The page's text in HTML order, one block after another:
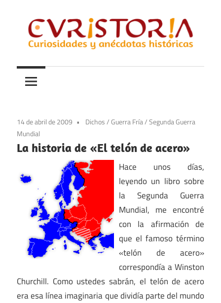
contenido
Curistoria
y
anécdotas
historia
14 de abril de 2009 Dichos/Guerra Fría/Segunda Guerra
Mundial
La historia de «El telón de acero»
Hace unos días,
leyendo un libro sobre
la Segunda Guerra
Mundial, me encontré
con la afirmación de
que el famoso término
«telón de acero»
correspondía a Winston
Churchill. Como ustedes sabrán, el telón de acero
era esa línea imaginaria que dividía parte del mundo